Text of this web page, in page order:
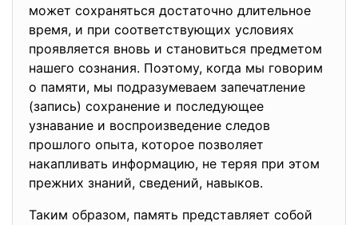
может сохраняться достаточно длительное
время, и при соответствующих условиях
проявляется вновь и становиться предметом
нашего сознания. Поэтому, когда мы говорим
о памяти, мы подразумеваем запечатление
(запись) сохранение и последующее
узнавание и воспроизведение следов
прошлого опыта, которое позволяет
накапливать информацию, не теряя при этом
прежних знаний, сведений, навыков.
Таким образом, память представляет собой